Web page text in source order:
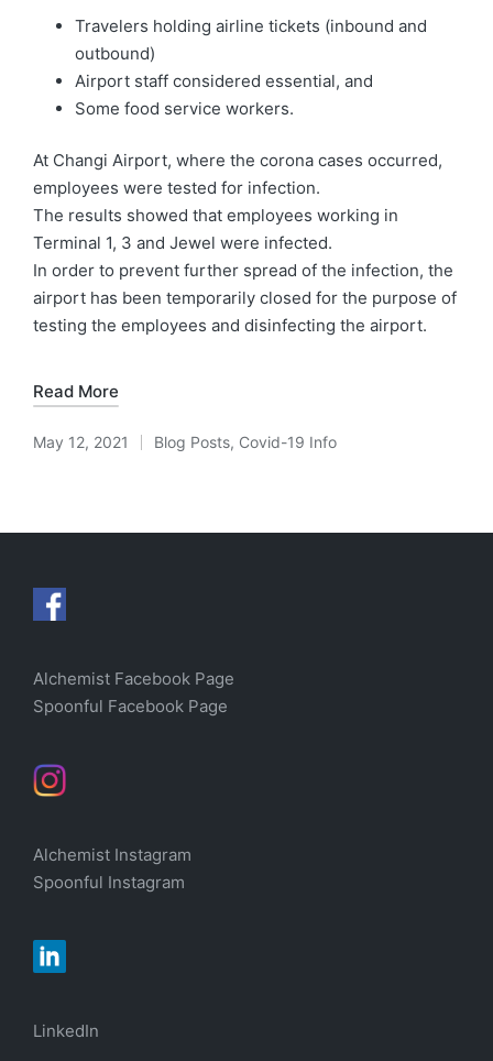
Travelers holding airline tickets (inbound and
outbound)
Airport staff considered essential, and
Some food service workers.
At Changi Airport, where the corona cases occurred,
employees were tested for infection.
The results showed that employees working in
Terminal 1, 3 and Jewel were infected.
In order to prevent further spread of the infection, the
airport has been temporarily closed for the purpose of
testing the employees and disinfecting the airport.
Read More
May 12, 2021
Posted
Blog Posts, Covid-19 Info
Alchemist Facebook Page
Spoonful Facebook Page
Alchemist Instagram
Spoonful Instagram
LinkedIn